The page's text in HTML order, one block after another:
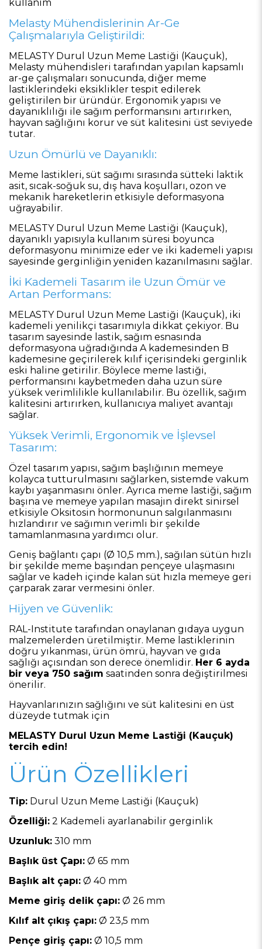
kullanım
Melasty Mühendislerinin Ar-Ge
Çalışmalarıyla Geliştirildi:
MELASTY Durul Uzun Meme Lastiği (Kauçuk),
Melasty mühendisleri tarafından yapılan kapsamlı
ar-ge çalışmaları sonucunda, diğer meme
lastiklerindeki eksiklikler tespit edilerek
geliştirilen bir üründür. Ergonomik yapısı ve
dayanıklılığı ile sağım performansını artırırken,
hayvan sağlığını korur ve süt kalitesini üst seviyede
tutar.
Uzun Ömürlü ve Dayanıklı:
Meme lastikleri, süt sağımı sırasında sütteki laktik
asit, sıcak-soğuk su, dış hava koşulları, ozon ve
mekanik hareketlerin etkisiyle deformasyona
uğrayabilir.
MELASTY Durul Uzun Meme Lastiği (Kauçuk),
dayanıklı yapısıyla kullanım süresi boyunca
deformasyonu minimize eder ve iki kademeli yapısı
sayesinde gerginliğin yeniden kazanılmasını sağlar.
İki Kademeli Tasarım ile Uzun Ömür ve
Artan Performans:
MELASTY Durul Uzun Meme Lastiği (Kauçuk), iki
kademeli yenilikçi tasarımıyla dikkat çekiyor. Bu
tasarım sayesinde lastik, sağım esnasında
deformasyona uğradığında A kademesinden B
kademesine geçirilerek kılıf içerisindeki gerginlik
eski haline getirilir. Böylece meme lastiği,
performansını kaybetmeden daha uzun süre
yüksek verimlilikle kullanılabilir. Bu özellik, sağım
kalitesini artırırken, kullanıcıya maliyet avantajı
sağlar.
Yüksek Verimli, Ergonomik ve İşlevsel
Tasarım:
Özel tasarım yapısı, sağım başlığının memeye
kolayca tutturulmasını sağlarken, sistemde vakum
kaybı yaşanmasını önler. Ayrıca meme lastiği, sağım
başına ve memeye yapılan masajın direkt sinirsel
etkisiyle Oksitosin hormonunun salgılanmasını
hızlandırır ve sağımın verimli bir şekilde
tamamlanmasına yardımcı olur.
Geniş bağlantı çapı (Ø 10,5 mm.), sağılan sütün hızlı
bir şekilde meme başından pençeye ulaşmasını
sağlar ve kadeh içinde kalan süt hızla memeye geri
çarparak zarar vermesini önler.
Hijyen ve Güvenlik:
RAL-Institute tarafından onaylanan gıdaya uygun
malzemelerden üretilmiştir. Meme lastiklerinin
doğru yıkanması, ürün ömrü, hayvan ve gıda
sağlığı açısından son derece önemlidir. Her 6 ayda
bir veya 750 sağım saatinden sonra değiştirilmesi
önerilir.
Hayvanlarınızın sağlığını ve süt kalitesini en üst
düzeyde tutmak için
MELASTY Durul Uzun Meme Lastiği (Kauçuk)
tercih edin!
Ürün Özellikleri
Tip: Durul Uzun Meme Lastiği (Kauçuk)
Özelliği: 2 Kademeli ayarlanabilir gerginlik
Uzunluk: 310 mm
Başlık üst Çapı: Ø 65 mm
Başlık alt çapı: Ø 40 mm
Meme giriş delik çapı: Ø 26 mm
Kılıf alt çıkış çapı: Ø 23,5 mm
Pençe giriş çapı: Ø 10,5 mm